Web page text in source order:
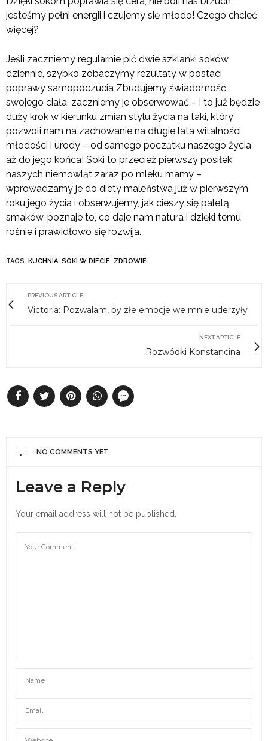
jesteśmy pełni energii i czujemy się młodo! Czego chcieć
więcej?
Jeśli zaczniemy regularnie pić dwie szklanki soków
dziennie, szybko zobaczymy rezultaty w postaci
poprawy samopoczucia Zbudujemy świadomość
swojego ciała, zaczniemy je obserwować – i to już będzie
duży krok w kierunku zmian stylu życia na taki, który
pozwoli nam na zachowanie na długie lata witalności,
młodości i urody – od samego początku naszego życia
aż do jego końca! Soki to przecież pierwszy posiłek
naszych niemowląt zaraz po mleku mamy –
wprowadzamy je do diety maleństwa już w pierwszym
roku jego życia i obserwujemy, jak cieszy się paletą
smaków, poznaje to, co daje nam natura i dzięki temu
rośnie i prawidłowo się rozwija.
TAGS: KUCHNIA, SOKI W DIECIE, ZDROWIE
PREVIOUS ARTICLE
Victoria: Pozwalam, by złe emocje we mnie uderzyły
NEXT ARTICLE
Rozwódki Konstancina
NO COMMENTS YET
Leave a Reply
Your email address will not be published.